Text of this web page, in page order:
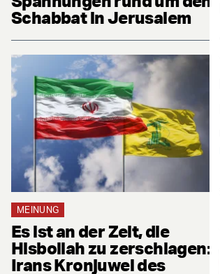
Schabbat in Jerusalem
MEINUNG
Es ist an der Zeit, die
Hisbollah zu zerschlagen:
Irans Kronjuwel des